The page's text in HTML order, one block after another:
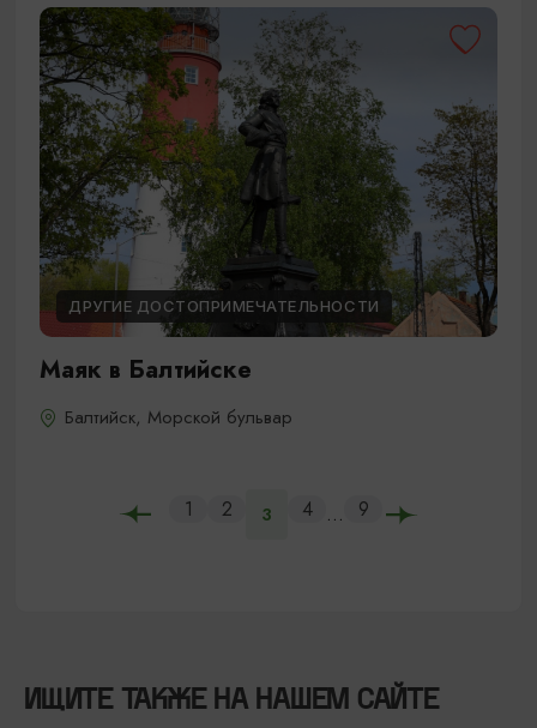
ДРУГИЕ ДОСТОПРИМЕЧАТЕЛЬНОСТИ
Маяк в Балтийске
Балтийск, Морской бульвар
1 2 3 4 ... 9
ИЩИТЕ ТАКЖЕ НА НАШЕМ САЙТЕ